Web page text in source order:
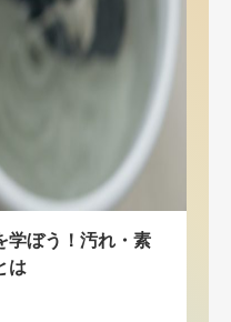
学ぼう！汚れ・素
は